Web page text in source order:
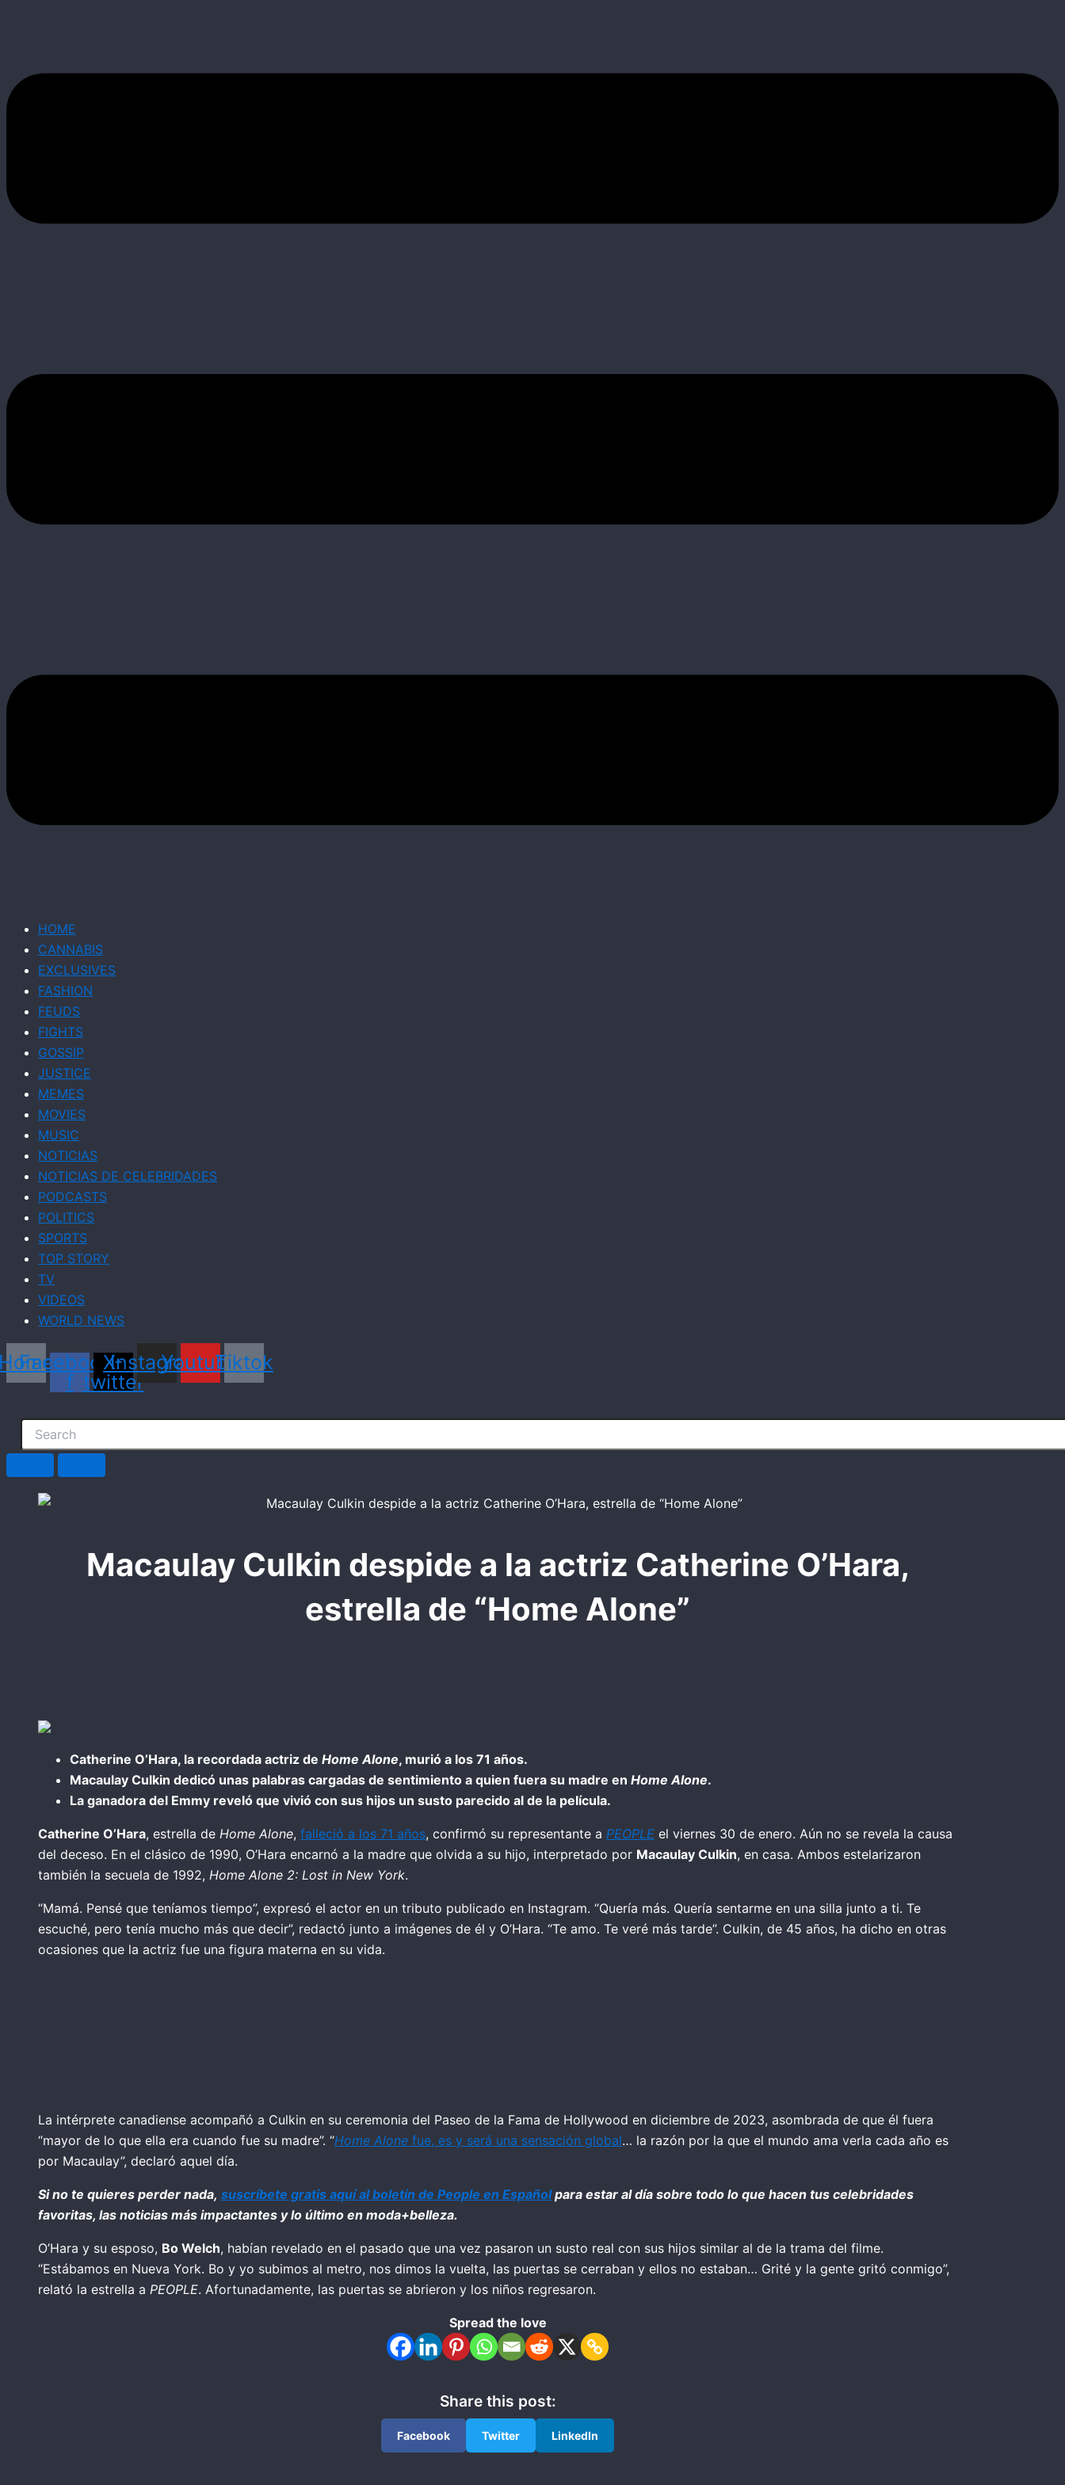
HOME
CANNABIS
EXCLUSIVES
FASHION
FEUDS
FIGHTS
GOSSIP
JUSTICE
MEMES
MOVIES
MUSIC
NOTICIAS
NOTICIAS DE CELEBRIDADES
PODCASTS
POLITICS
SPORTS
TOP STORY
TV
VIDEOS
WORLD NEWS
Facebook-
f
X-
twitter
Instagram
YoutubeTiktok
Macaulay Culkin despide a la actriz Catherine O’Hara,
estrella de “Home Alone”
Catherine O’Hara, la recordada actriz de Home Alone, murió a los 71 años.
Macaulay Culkin dedicó unas palabras cargadas de sentimiento a quien fuera su madre en Home Alone.
La ganadora del Emmy reveló que vivió con sus hijos un susto parecido al de la película.
Catherine O’Hara, estrella de Home Alone, falleció a los 71 años, confirmó su representante a PEOPLE el viernes 30 de enero. Aún no se revela la causa
del deceso. En el clásico de 1990, O’Hara encarnó a la madre que olvida a su hijo, interpretado por Macaulay Culkin, en casa. Ambos estelarizaron
también la secuela de 1992, Home Alone 2: Lost in New York.
“Mamá. Pensé que teníamos tiempo”, expresó el actor en un tributo publicado en Instagram. “Quería más. Quería sentarme en una silla junto a ti. Te
escuché, pero tenía mucho más que decir”, redactó junto a imágenes de él y O’Hara. “Te amo. Te veré más tarde”. Culkin, de 45 años, ha dicho en otras
ocasiones que la actriz fue una figura materna en su vida.
La intérprete canadiense acompañó a Culkin en su ceremonia del Paseo de la Fama de Hollywood en diciembre de 2023, asombrada de que él fuera
“mayor de lo que ella era cuando fue su madre”. “Home Alone fue, es y será una sensación global… la razón por la que el mundo ama verla cada año es
por Macaulay”, declaró aquel día.
Si no te quieres perder nada, suscríbete gratis aquí al boletín de People en Españolpara estar al día sobre todo lo que hacen tus celebridades
favoritas, las noticias más impactantes y lo último en moda+belleza.
O’Hara y su esposo, Bo Welch, habían revelado en el pasado que una vez pasaron un susto real con sus hijos similar al de la trama del filme.
“Estábamos en Nueva York. Bo y yo subimos al metro, nos dimos la vuelta, las puertas se cerraban y ellos no estaban… Grité y la gente gritó conmigo”,
relató la estrella a PEOPLE. Afortunadamente, las puertas se abrieron y los niños regresaron.
Spread the love
Share this post:
Facebook Twitter LinkedIn